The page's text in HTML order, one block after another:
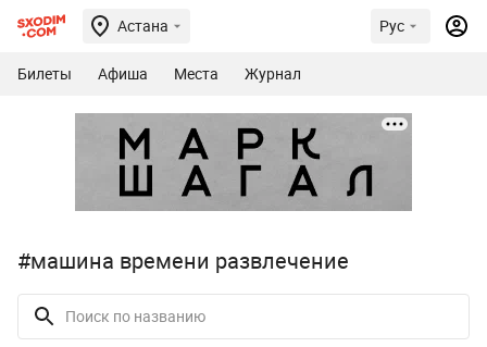
Астана Рус
Билеты Афиша Места Журнал
#машина времени развлечение